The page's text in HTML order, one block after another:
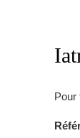
Pour